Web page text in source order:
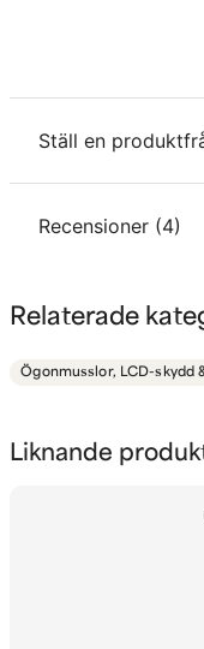
Liknande
Ställ en
question
Fråga oss något
email
Mejladress
Recensioner (4)
Krister
Helena
Bill
Relaterade
Ögonmusslor, LCD-skydd